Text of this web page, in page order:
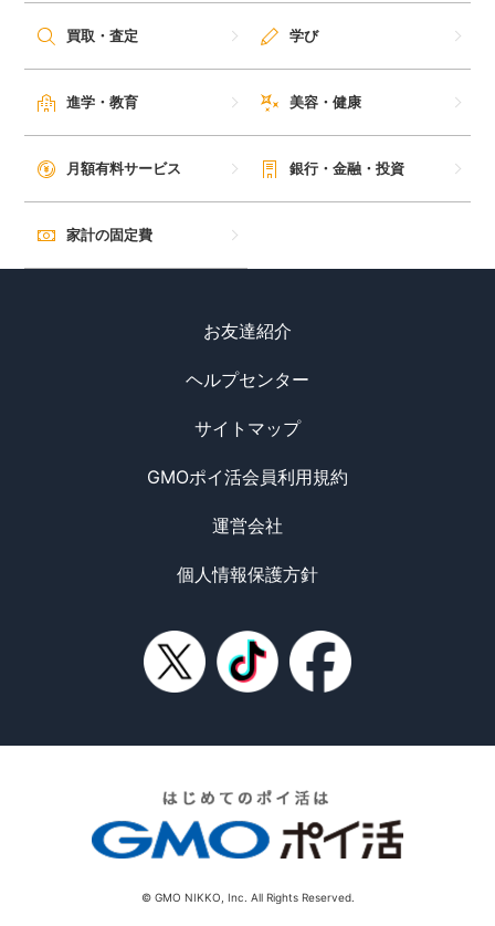
買取・査定 学び
進学・教育 美容・健康
月額有料サービス 銀行・金融・投資
家計の固定費
お友達紹介
ヘルプセンター
サイトマップ
GMOポイ活会員利用規約
運営会社
個人情報保護方針
© GMO NIKKO, Inc. All Rights Reserved.